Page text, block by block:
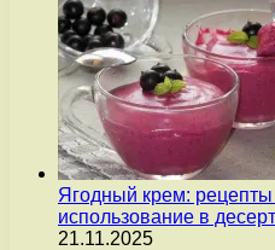
Ягодный крем: рецепты
использование в
21.11.2025